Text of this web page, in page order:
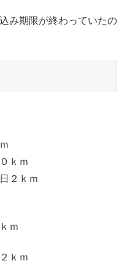
み期限が終わっていたの
ｋｍ
２ｋｍ
ｍ
ｋｍ